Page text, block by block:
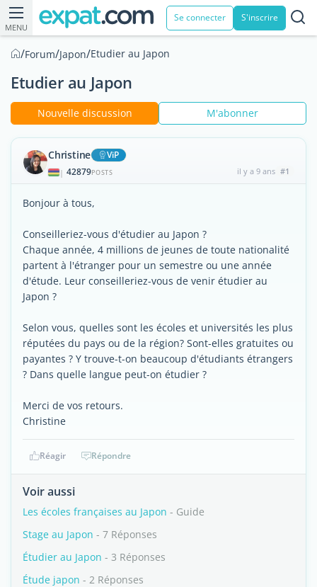
MENU
Se connecter S'inscrire
/Forum/Japon/Etudier au Japon
Etudier au Japon
Nouvelle discussion M'abonner
Christine ViP
| 42879POSTS il y a 9 ans #1
Bonjour à tous,
Conseilleriez-vous d'étudier au Japon ?
Chaque année, 4 millions de jeunes de toute nationalité
partent à l'étranger pour un semestre ou une année
d'étude. Leur conseilleriez-vous de venir étudier au
Japon ?
Selon vous, quelles sont les écoles et universités les plus
réputées du pays ou de la région? Sont-elles gratuites ou
payantes ? Y trouve-t-on beaucoup d'étudiants étrangers
? Dans quelle langue peut-on étudier ?
Merci de vos retours.
Christine
Réagir Répondre
Voir aussi
Les écoles françaises au Japon - Guide
Stage au Japon - 7 Réponses
Étudier au Japon - 3 Réponses
Étude japon - 2 Réponses